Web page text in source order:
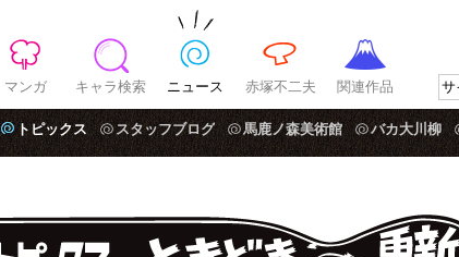
マンガ キャラ検索 ニュース 赤塚不二夫 関連作品
トピックス スタッフブログ 馬鹿ノ森美術館 バカ大川柳